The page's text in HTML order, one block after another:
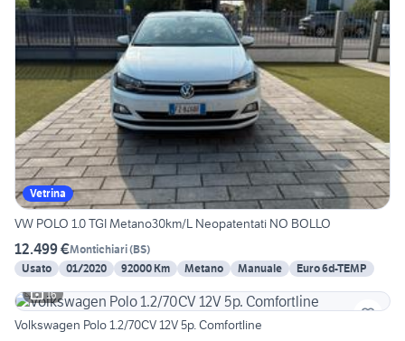
Vetrina
VW POLO 1.0 TGI Metano30km/L Neopatentati NO BOLLO
12.499 €Montichiari(BS)
Usato
01/2020 92000 Km Metano Manuale
Euro 6d-TEMP
16
Volkswagen Polo 1.2/70CV 12V 5p. Comfortline